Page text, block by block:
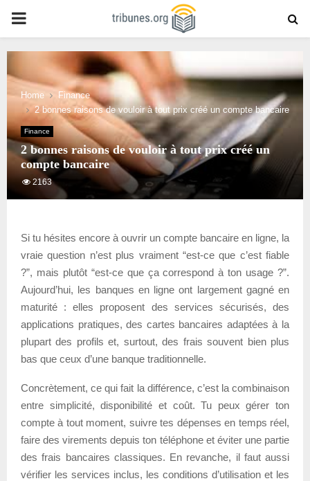
PRIMARY
MENU
Home
Finance
2 bonnes raisons de vouloir à tout prix créé un compte bancaire
Finance
2 bonnes raisons de vouloir à tout prix créé un
compte bancaire
2163
Si tu hésites encore à ouvrir un compte bancaire en ligne, la
vraie question n’est plus vraiment “est-ce que c’est fiable
?”, mais plutôt “est-ce que ça correspond à ton usage ?”.
Aujourd’hui, les banques en ligne ont largement gagné en
maturité : elles proposent des services sécurisés, des
applications pratiques, des cartes bancaires adaptées à la
plupart des profils et, surtout, des frais souvent bien plus
bas que ceux d’une banque traditionnelle.
Concrètement, ce qui fait la différence, c’est la combinaison
entre simplicité, disponibilité et coût. Tu peux gérer ton
compte à tout moment, suivre tes dépenses en temps réel,
faire des virements depuis ton téléphone et éviter une partie
des frais bancaires classiques. En revanche, il faut aussi
vérifier les services inclus, les conditions d’utilisation et les